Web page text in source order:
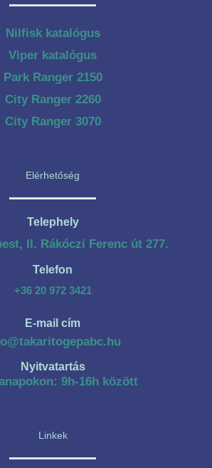
Nilfisk katalógus
Viper katalógus
Park Ranger 2150
City Ranger 2260
City Ranger 3070
Elérhetőség
Telephely
II. Rákóczi Ferenc út 277.
Telefon
+36 20 972 3421
E-mail cím
Nyitvatartás
9h-16h között
Linkek